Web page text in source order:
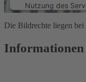
Nutzung des
dieses Video
Mehr
Die Bildrechte liegen